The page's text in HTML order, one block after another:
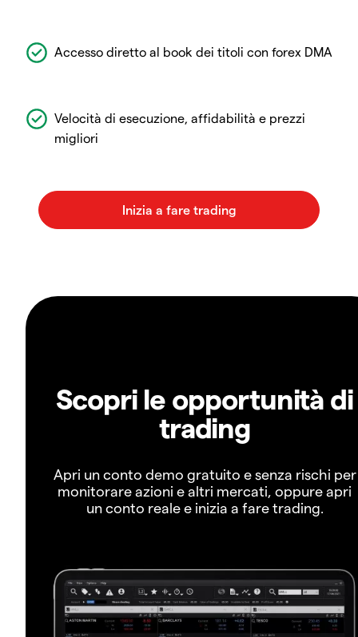
Accesso diretto al book dei titoli con forex DMA
Velocità di esecuzione, affidabilità e prezzi
migliori
Scopri le opportunità di
trading
Apri un conto demo gratuito e senza rischi per
monitorare azioni e altri mercati, oppure apri
un conto reale e inizia a fare trading.